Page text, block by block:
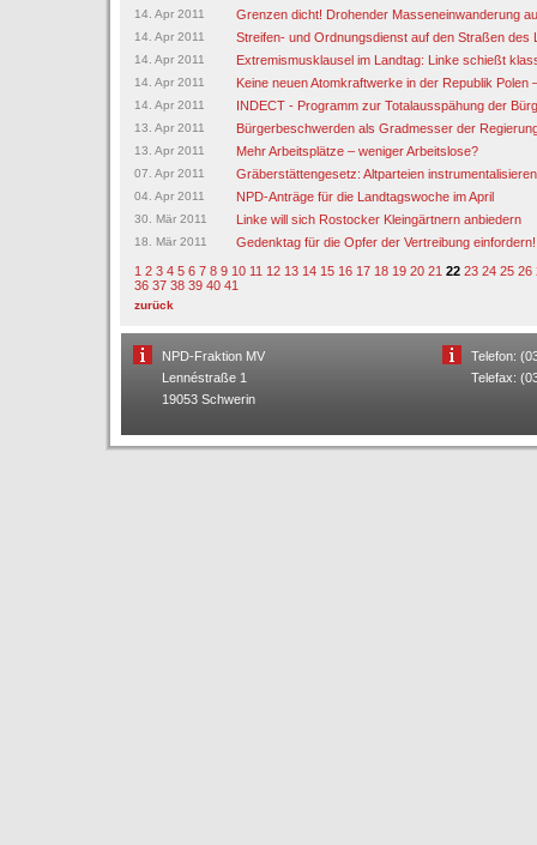
14. Apr 2011 Grenzen dicht! Drohender Masseneinwanderung
14. Apr 2011 Streifen- und Ordnungsdienst auf den Straßen des
14. Apr 2011 Extremismusklausel im Landtag: Linke schießt
14. Apr 2011 Keine neuen Atomkraftwerke in der Republik Polen
14. Apr 2011 INDECT - Programm zur Totalausspähung der
13. Apr 2011 Bürgerbeschwerden als Gradmesser der
13. Apr 2011 Mehr Arbeitsplätze – weniger Arbeitslose?
07. Apr 2011 Gräberstättengesetz: Altparteien
04. Apr 2011 NPD-Anträge für die Landtagswoche im April
30. Mär 2011 Linke will sich Rostocker Kleingärtnern anbiedern
18. Mär 2011
Gedenktag für die Opfer der Vertreibung einfordern!
1 2 3 4 5 6 7 8 9 10 11 12 13 14 15 16 17 18 19 20 21 22 23 24 25 26
36 37 38 39 40 41
zurück
NPD-Fraktion MV
Lennéstraße 1
19053 Schwerin
Telefon:
Telefax: